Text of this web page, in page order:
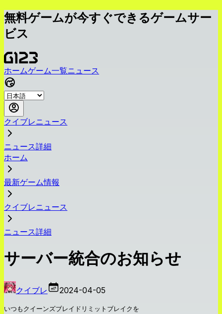
無料ゲームが今すぐできるゲームサー
ビス
ホームゲーム一覧ニュース
クイブレニュース
ニュース詳細
ホーム
最新ゲーム情報
クイブレニュース
ニュース詳細
サーバー統合のお知らせ
クイブレ 2024-04-05
いつもクイーンズブレイドリミットブレイクを